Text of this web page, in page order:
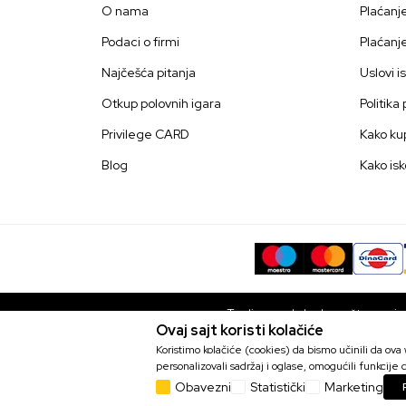
PS4 Sonic x Shadow -
Šifra proizvoda:: PS41579
O nama
Podaci o firmi
Najčešća pitanja
Otkup polovnih igara
Privilege CARD
Blog
Uslovi
Politika
Kako
Kako
Trudimo se da budemo što
bez grešaka. Svi artikli
Ovaj sajt koristi kolačiće
Koristimo kolačiće (cookies) da bismo učinili da
personalizovali sadržaj i oglase, omogućili
Obavezni Statistički Marketing